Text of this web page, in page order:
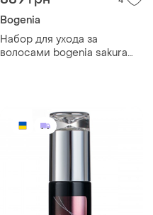
Bogenia
Набор для ухода за
волосами bogenia sakura